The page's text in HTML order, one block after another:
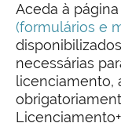
Aceda à página
(formulários e
necessárias
licenciamento,